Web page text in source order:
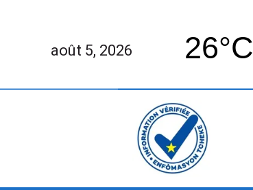
août 5, 2026 26°C